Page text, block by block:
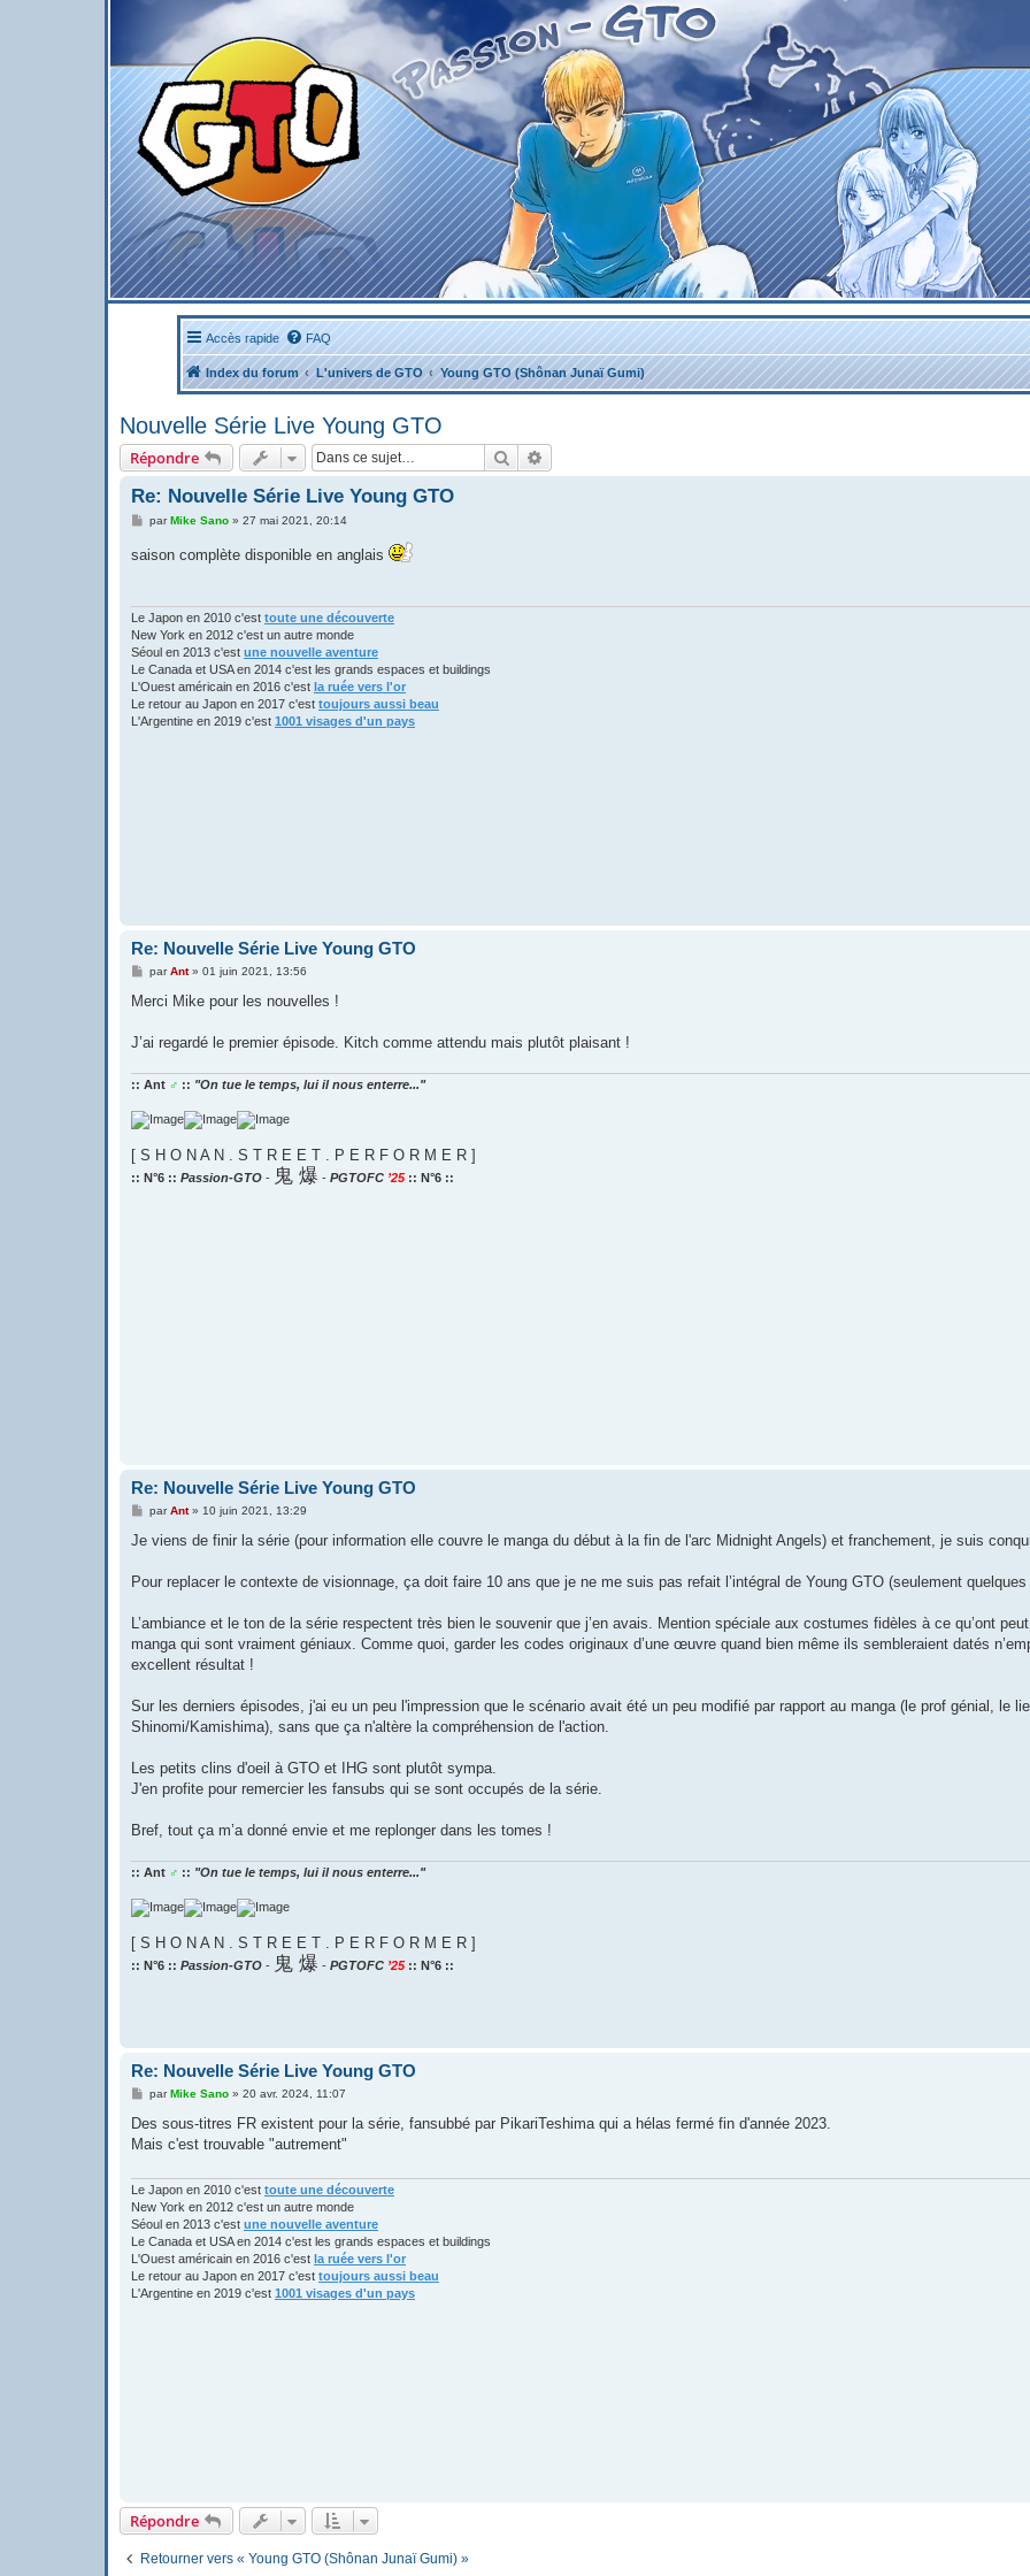
Accès rapide FAQ
Index du forum L'univers de GTO Young GTO (Shônan Junaï Gumi)
Nouvelle Série Live Young GTO
Répondre Rechercher
Re: Nouvelle Série Live Young GTO
M
s
s
parMike Sano» 27 mai 2021, 20:14
saison complète disponible en anglais
Le Japon en 2010 c'est toute une découverte
New York en 2012 c'est un autre monde
Séoul en 2013 c'est une nouvelle aventure
Le Canada et USA en 2014 c'est les grands espaces et buildings
L'Ouest américain en 2016 c'est la ruée vers l'or
Le retour au Japon en 2017 c'est toujours aussi beau
L'Argentine en 2019 c'est 1001 visages d'un pays
Re: Nouvelle Série Live Young GTO
M
s
g
parAnt» 01 juin 2021, 13:56
Merci Mike pour les nouvelles !
J’ai regardé le premier épisode. Kitch comme attendu mais plutôt plaisant !
:: Ant ♂ :: "On tue le temps, lui il nous enterre..."
[ S H O N A N . S T R E E T . P E R F O R M E R ]
:: N°6 :: Passion-GTO - 鬼 爆 - PGTOFC ’25 :: N°6 ::
Re: Nouvelle Série Live Young GTO
M
s
g
parAnt» 10 juin 2021, 13:29
Je viens de finir la série (pour information elle couvre le manga du début à la fin de l'arc Midnight Angels) et franchement, je suis
Pour replacer le contexte de visionnage, ça doit faire 10 ans que je ne me suis pas refait l’intégral de Young GTO (seulement quelques
L’ambiance et le ton de la série respectent très bien le souvenir que j’en avais. Mention spéciale aux costumes fidèles à ce qu’ont
manga qui sont vraiment géniaux. Comme quoi, garder les codes originaux d’une œuvre quand bien même ils sembleraient datés
excellent résultat !
Sur les derniers épisodes, j'ai eu un peu l'impression que le scénario avait été un peu modifié par rapport au manga (le prof génial, le
Shinomi/Kamishima), sans que ça n'altère la compréhension de l'action.
Les petits clins d'oeil à GTO et IHG sont plutôt sympa.
J'en profite pour remercier les fansubs qui se sont occupés de la série.
Bref, tout ça m’a donné envie et me replonger dans les tomes !
:: Ant ♂ :: "On tue le temps, lui il nous enterre..."
[ S H O N A N . S T R E E T . P E R F O R M E R ]
:: N°6 :: Passion-GTO - 鬼 爆 - PGTOFC ’25 :: N°6 ::
Re: Nouvelle Série Live Young GTO
M
s
a
parMike Sano» 20 avr. 2024, 11:07
Des sous-titres FR existent pour la série, fansubbé par PikariTeshima qui a hélas fermé fin d'année 2023.
Mais c'est trouvable "autrement"
Le Japon en 2010 c'est toute une découverte
New York en 2012 c'est un autre monde
Séoul en 2013 c'est une nouvelle aventure
Le Canada et USA en 2014 c'est les grands espaces et buildings
L'Ouest américain en 2016 c'est la ruée vers l'or
Le retour au Japon en 2017 c'est toujours aussi beau
L'Argentine en 2019 c'est 1001 visages d'un pays
Répondre
Retourner vers « Young GTO (Shônan Junaï Gumi) »